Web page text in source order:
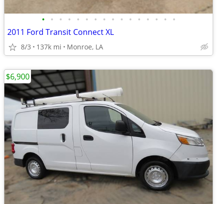
• • • • • • • • • • • • • • • •
2011 Ford Transit Connect XL
8/3 137k mi Monroe, LA
$6,900